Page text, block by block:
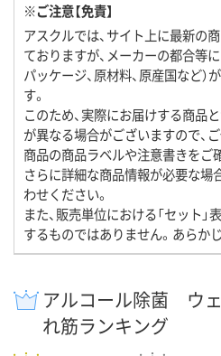
※ご注意【免責】
アスクルでは、サイト上に最新の
ておりますが、メーカーの都合等に
パッケージ、原材料、原産国など
す。
このため、実際にお届けする商品
が異なる場合がございますので、
商品の商品ラベルや注意書きをご
さらに詳細な商品情報が必要な場
わせください。
また、販売単位における「セット
するものではありません。あらか
アルコール除菌 ウ
れ筋ランキング